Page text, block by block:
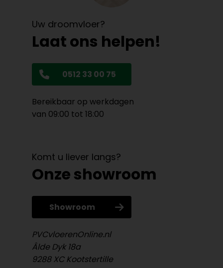
Uw droomvloer?
Laat ons helpen!
0512 33 00 75
Bereikbaar op werkdagen
van 09:00 tot 18:00
Komt u liever langs?
Onze showroom
Showroom
PVCvloerenOnline.nl
Âlde Dyk 18a
9288 XC Kootstertille